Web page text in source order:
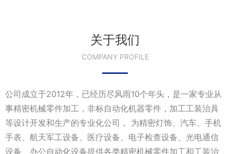
关于我们
COMPANY PROFILE
公司成立于2012年，已经历尽风雨10个年头，是一家专业从
事精密机械零件加工，非标自动化机器零件，加工工装治具
等设计开发和生产的专业化公司， 为精密灯饰、汽车、手机
手表、航天军工设备、医疗设备、电子检查设备、光电通信
设备、办公自动化设备提供各类精密机械零件加工和工装治